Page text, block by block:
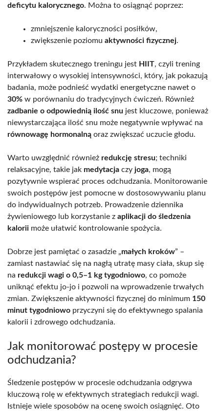
deficytu kalorycznego. Można to osiągnąć poprzez:
zmniejszenie kaloryczności posiłków,
zwiększenie poziomu aktywności fizycznej.
Przykładem skutecznego treningu jest HIIT, czyli trening
interwałowy o wysokiej intensywności, który, jak pokazują
badania, może podnieść wydatki energetyczne nawet o
30% w porównaniu do tradycyjnych ćwiczeń. Również
zadbanie o odpowiednią ilość snu jest kluczowe, ponieważ
niewystarczająca ilość snu może negatywnie wpływać na
równowagę hormonalną oraz zwiększać uczucie głodu.
Warto uwzględnić również redukcję stresu; techniki
relaksacyjne, takie jak medytacja czy joga, mogą
pozytywnie wspierać proces odchudzania. Monitorowanie
swoich postępów jest pomocne w dostosowywaniu planu
do indywidualnych potrzeb. Prowadzenie dziennika
żywieniowego lub korzystanie z aplikacji do śledzenia
kalorii może ułatwić kontrolowanie spożycia.
Dobrze jest pamiętać o zasadzie „małych kroków” –
zamiast nastawiać się na nagłą utratę masy ciała, skup się
na redukcji wagi o 0,5–1 kg tygodniowo, co pomoże
uniknąć efektu jo-jo i pozwoli na wprowadzenie trwałych
zmian. Zwiększenie aktywności fizycznej do minimum 150
minut tygodniowo przyczyni się do efektywnego spalania
kalorii i zdrowego odchudzania.
Jak monitorować postępy w procesie
odchudzania?
Śledzenie postępów w procesie odchudzania odgrywa
kluczową rolę w efektywnych strategiach redukcji wagi.
Istnieje wiele sposobów na ocenę swoich osiągnięć. Oto